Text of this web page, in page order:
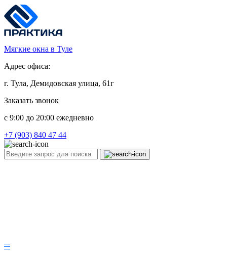
Мягкие окна в Туле
Адрес офиса:
г. Тула, Демидовская улица, 61г
Заказать звонок
c 9:00 до 20:00 ежедневно
+7 (903) 840 47 44